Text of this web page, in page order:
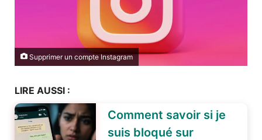
Supprimer un compte Instagram
LIRE AUSSI :
Comment savoir si je
suis bloqué sur